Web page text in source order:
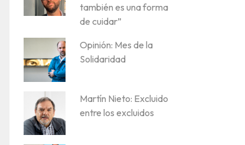
también es una forma
de cuidar”
Opinión: Mes de la
Solidaridad
Martín Nieto: Excluido
entre los excluidos